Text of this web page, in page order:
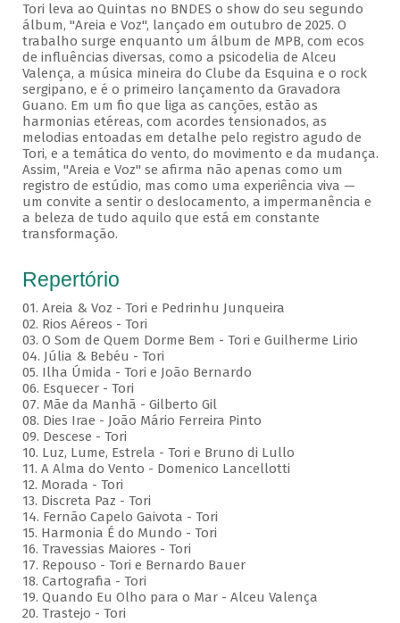
Tori leva ao Quintas no BNDES o show do seu segundo
álbum, "Areia e Voz", lançado em outubro de 2025. O
trabalho surge enquanto um álbum de MPB, com ecos
de influências diversas, como a psicodelia de Alceu
Valença, a música mineira do Clube da Esquina e o rock
sergipano, e é o primeiro lançamento da Gravadora
Guano. Em um fio que liga as canções, estão as
harmonias etéreas, com acordes tensionados, as
melodias entoadas em detalhe pelo registro agudo de
Tori, e a temática do vento, do movimento e da mudança.
Assim, "Areia e Voz" se afirma não apenas como um
registro de estúdio, mas como uma experiência viva —
um convite a sentir o deslocamento, a impermanência e
a beleza de tudo aquilo que está em constante
transformação.
Repertório
01. Areia & Voz - Tori e Pedrinhu Junqueira
02. ⁠Rios Aéreos - Tori
03. O Som de Quem Dorme Bem - Tori e Guilherme Lirio
04. Júlia & Bebéu - Tori
05. Ilha Úmida - Tori e João Bernardo
06. Esquecer - Tori
07. Mãe da Manhã - Gilberto Gil
08. Dies Irae - João Mário Ferreira Pinto
09. Descese - Tori
10. Luz, Lume, Estrela - Tori e Bruno di Lullo
11. A Alma do Vento - Domenico Lancellotti
12. Morada - Tori
13. Discreta Paz - Tori
14. Fernão Capelo Gaivota - Tori
15. Harmonia É do Mundo - Tori
16. Travessias Maiores - Tori
17. Repouso - Tori e Bernardo Bauer
⁠18. Cartografia - Tori
19. Quando Eu Olho para o Mar - Alceu Valença
20. Trastejo - Tori